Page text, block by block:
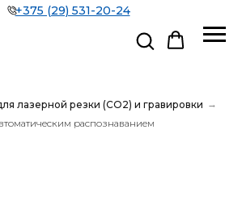
+375 (29) 531-20-24
лазерной резки (CO2) и гравировки →
распознаванием